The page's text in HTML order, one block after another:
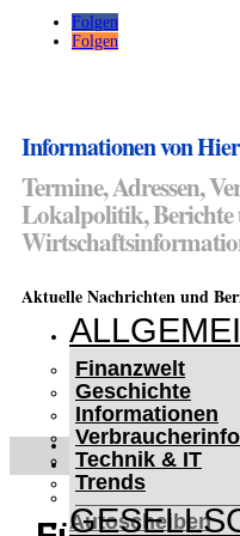
Folgen
Folgen
Informationen von Hier
Termine, Adressen,
Lokalpolitik, Berichte
Aktuelle Nachrichten und
Finanzwelt
Geschichte
Informationen
Technik & IT
Trends
WINTER IM
Lifehacks für
Autoscheiben